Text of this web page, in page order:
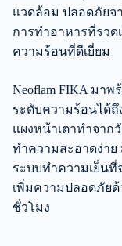
แวดล้อม ปลอดภัย
การทำอาหารที่รวด
ความร้อนที่ดีเยี่ยม
Neoflam FIKA มา
ระดับความร้อนได้
แผงหน้าเตาทำจาก
ทำความสะอาดง่าย
ระบบทำความเย็นที่
เพิ่มความปลอดภัย
ชั่วโมง